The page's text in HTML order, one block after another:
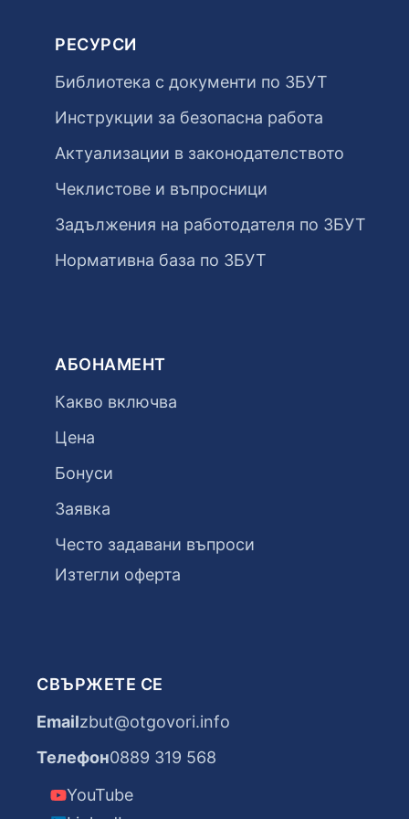
РЕСУРСИ
Библиотека с документи по ЗБУТ
Инструкции за безопасна работа
Актуализации в законодателството
Чеклистове и въпросници
Задължения на работодателя по ЗБУТ
Нормативна база по ЗБУТ
АБОНАМЕНТ
Какво включва
Цена
Бонуси
Заявка
Често задавани въпроси
Изтегли оферта
СВЪРЖЕТЕ СЕ
Emailzbut@otgovori.info
Телефон0889 319 568
YouTube